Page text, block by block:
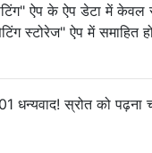
ऐप के ऐप डेटा में केवल
स्टोरेज" ऐप में
धन्यवाद! स्रोत को पढ़ना